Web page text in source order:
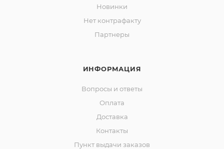
Новинки
Нет контрафакту
Партнеры
ИНФОРМАЦИЯ
Вопросы и ответы
Оплата
Доставка
Контакты
Пункт выдачи заказов